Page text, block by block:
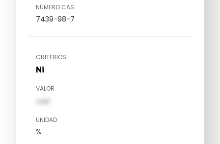
NÚMERO CAS
7439-98-7
CRITERIOS
Ni
VALOR
val1
UNIDAD
%